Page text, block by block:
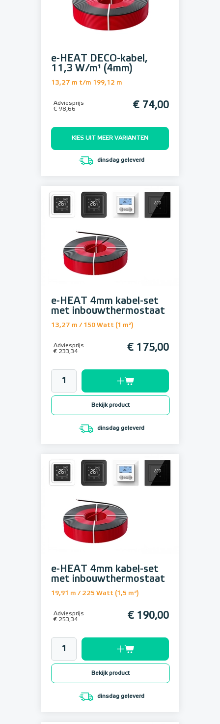
e-HEAT DECO-kabel,
11,3 W/m¹ (4mm)
13,27 m t/m 199,12 m
Adviesprijs
€ 98,66
€ 74,00
KIES UIT MEER VARIANTEN
dinsdag geleverd
e-HEAT 4mm kabel-set
met inbouwthermostaat
13,27 m / 150 Watt (1 m²)
Adviesprijs
€ 233,34
€ 175,00
Bekijk product
dinsdag geleverd
e-HEAT 4mm kabel-set
met inbouwthermostaat
19,91 m / 225 Watt (1,5 m²)
Adviesprijs
€ 253,34
€ 190,00
Bekijk product
dinsdag geleverd